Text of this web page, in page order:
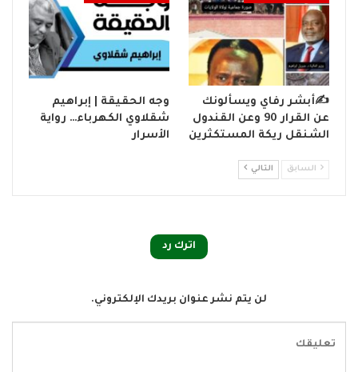
✍️أبشر رفاي ويسألونك
عن القرار 90 وعن القندول
الشنقل ريكة المستكثرين
وجه الحقيقة | إبراهيم
شقلاوي الكهرباء… رواية
الأسرار
السابق التالي
اترك رد
لن يتم نشر عنوان بريدك الإلكتروني.